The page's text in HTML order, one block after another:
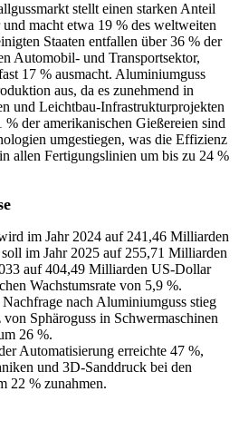
stellt einen starken Anteil
macht etwa 19 % des weltweiten
Staaten entfallen über 36 % der
Automobil- und Transportsektor,
17 % ausmacht. Aluminiumguss
aus, da es zunehmend in
und Leichtbau-Infrastrukturprojekten
der amerikanischen Gießereien sind
umgestiegen, was die Effizienz
allen Fertigungslinien um bis zu 24 %
im Jahr 2024 auf 241,46 Milliarden
im Jahr 2025 auf 255,71 Milliarden
auf 404,49 Milliarden US-Dollar
Wachstumsrate von 5,9 %.
nach Aluminiumguss stieg
Sphäroguss in Schwermaschinen
26 %.
Automatisierung erreichte 47 %,
und 3D-Sanddruck bei den
22 % zunahmen.